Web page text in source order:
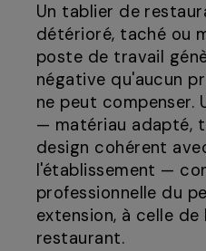
Un tablier de
détérioré, taché ou
poste de travail
négative qu'aucun
ne peut compenser.
— matériau adapté,
design cohérent
l'établissement —
professionnelle du
extension, à celle
restaurant.